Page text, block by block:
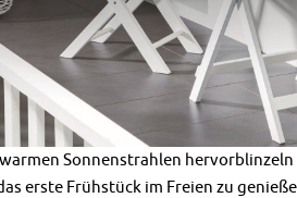
Sonnenstrahlen
erste Frühstück im Freien zu